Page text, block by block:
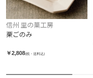
信州 里の菓工房
栗ごのみ
￥2,808(税・送料込)